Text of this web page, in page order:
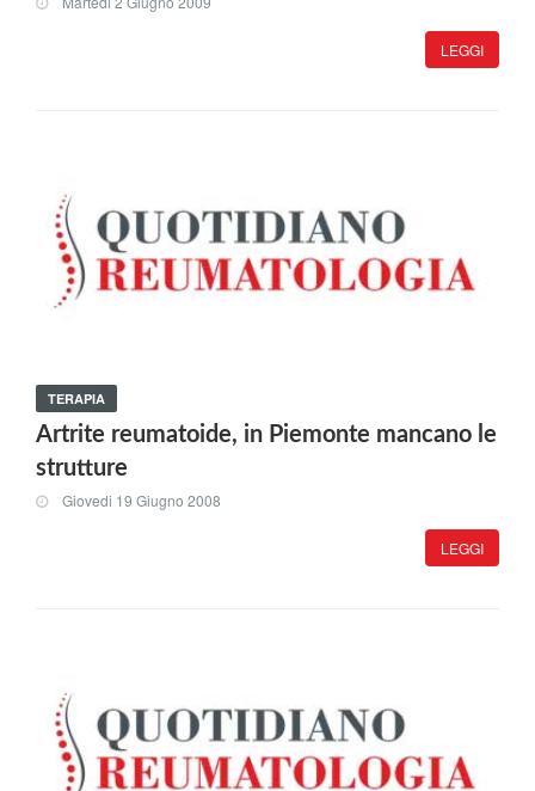
LEGGI
TERAPIA
Artrite reumatoide, in Piemonte mancano le
strutture
Giovedi 19 Giugno 2008
LEGGI